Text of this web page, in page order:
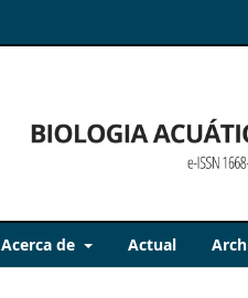
Acerca de Actual